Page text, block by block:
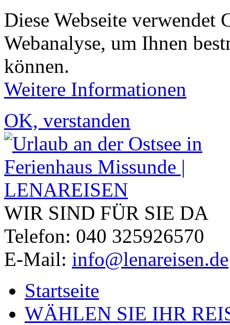
Diese Webseite verwendet
Webanalyse, um Ihnen
können.
Weitere Informationen
OK, verstanden
WIR SIND FÜR SIE DA
Telefon: 040 325926570
E-Mail: info@lenareisen.de
Startseite
WÄHLEN SIE IHR